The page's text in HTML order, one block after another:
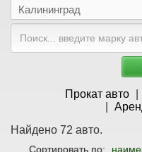
Калининград
Прокат авто
Найдено 72 авто.
Сортировать по: